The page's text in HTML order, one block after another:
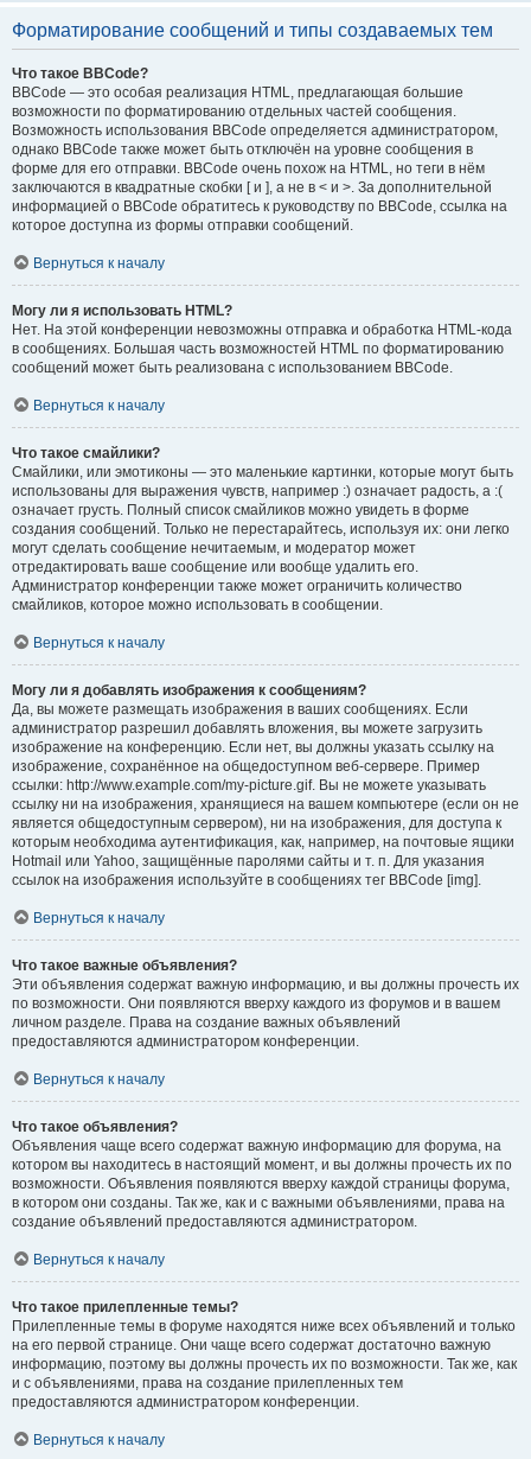
Форматирование сообщений и типы создаваемых тем
Что такое BBCode?
BBCode — это особая реализация HTML, предлагающая большие
возможности по форматированию отдельных частей сообщения.
Возможность использования BBCode определяется администратором,
однако BBCode также может быть отключён на уровне сообщения в
форме для его отправки. BBCode очень похож на HTML, но теги в нём
заключаются в квадратные скобки [ и ], а не в < и >. За дополнительной
информацией о BBCode обратитесь к руководству по BBCode, ссылка на
которое доступна из формы отправки сообщений.
Вернуться к началу
Могу ли я использовать HTML?
Нет. На этой конференции невозможны отправка и обработка HTML-кода
в сообщениях. Большая часть возможностей HTML по форматированию
сообщений может быть реализована с использованием BBCode.
Вернуться к началу
Что такое смайлики?
Смайлики, или эмотиконы — это маленькие картинки, которые могут быть
использованы для выражения чувств, например :) означает радость, а :(
означает грусть. Полный список смайликов можно увидеть в форме
создания сообщений. Только не перестарайтесь, используя их: они легко
могут сделать сообщение нечитаемым, и модератор может
отредактировать ваше сообщение или вообще удалить его.
Администратор конференции также может ограничить количество
смайликов, которое можно использовать в сообщении.
Вернуться к началу
Могу ли я добавлять изображения к сообщениям?
Да, вы можете размещать изображения в ваших сообщениях. Если
администратор разрешил добавлять вложения, вы можете загрузить
изображение на конференцию. Если нет, вы должны указать ссылку на
изображение, сохранённое на общедоступном веб-сервере. Пример
ссылки: http://www.example.com/my-picture.gif. Вы не можете указывать
ссылку ни на изображения, хранящиеся на вашем компьютере (если он не
является общедоступным сервером), ни на изображения, для доступа к
которым необходима аутентификация, как, например, на почтовые ящики
Hotmail или Yahoo, защищённые паролями сайты и т. п. Для указания
ссылок на изображения используйте в сообщениях тег BBCode [img].
Вернуться к началу
Что такое важные объявления?
Эти объявления содержат важную информацию, и вы должны прочесть их
по возможности. Они появляются вверху каждого из форумов и в вашем
личном разделе. Права на создание важных объявлений
предоставляются администратором конференции.
Вернуться к началу
Что такое объявления?
Объявления чаще всего содержат важную информацию для форума, на
котором вы находитесь в настоящий момент, и вы должны прочесть их по
возможности. Объявления появляются вверху каждой страницы форума,
в котором они созданы. Так же, как и с важными объявлениями, права на
создание объявлений предоставляются администратором.
Вернуться к началу
Что такое прилепленные темы?
Прилепленные темы в форуме находятся ниже всех объявлений и только
на его первой странице. Они чаще всего содержат достаточно важную
информацию, поэтому вы должны прочесть их по возможности. Так же, как
и с объявлениями, права на создание прилепленных тем
предоставляются администратором конференции.
Вернуться к началу